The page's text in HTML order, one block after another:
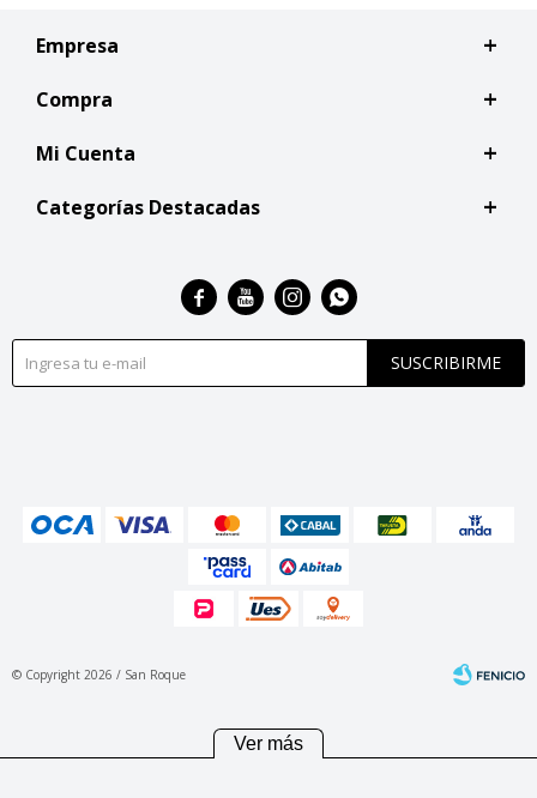
Empresa
Compra
Mi Cuenta
Categorías Destacadas
SUSCRIBIRME
   
© Copyright 2026 / San Roque
Ver más